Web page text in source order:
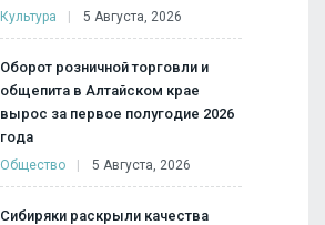
Культура 5 Августа, 2026
Оборот розничной торговли и
общепита в Алтайском крае
вырос за первое полугодие 2026
года
Общество 5 Августа, 2026
Сибиряки раскрыли качества